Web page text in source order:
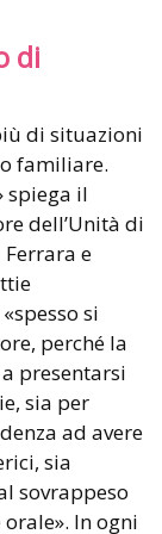
di
di situazioni
familiare.
spiega il
dell’Unità di
e
si
perché la
presentarsi
sia per
ad avere
sia
sovrappeso
In ogni